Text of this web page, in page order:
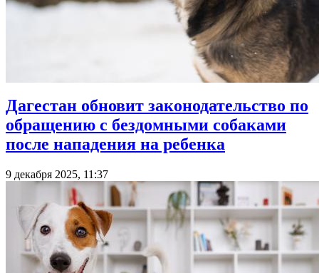
Дагестан обновит законодательство по
обращению с бездомными собаками
после нападения на ребенка
9 декабря 2025, 11:37